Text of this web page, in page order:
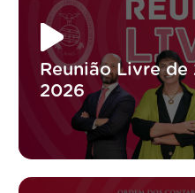
Reunião Livre de
2026